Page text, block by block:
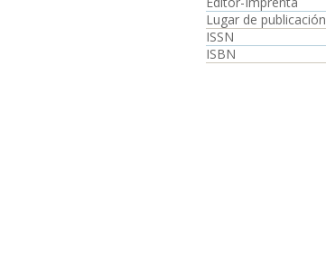
Lugar de publicación
ISSN
ISBN